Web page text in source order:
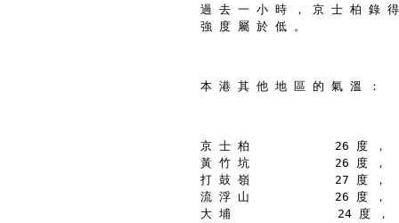
過 去 一 小 時 ， 京 士 柏 錄
強 度 屬 於 低 。
本 港 其 他 地 區 的 氣 溫 ：
京 士 柏            26 度 ，
黃 竹 坑            26 度 ，
打 鼓 嶺            27 度 ，
流 浮 山            26 度 ，
大 埔               24 度 ，